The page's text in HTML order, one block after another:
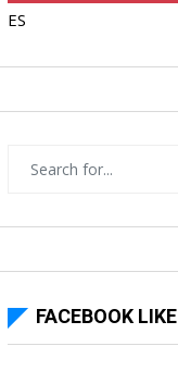
ES
FACEBOOK